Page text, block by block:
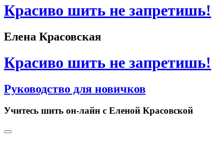
Красиво шить не запретишь!
Елена Красовская
Красиво шить не запретишь!
Руководство для новичков
Учитесь шить он-лайн с Еленой Красовской
Primary